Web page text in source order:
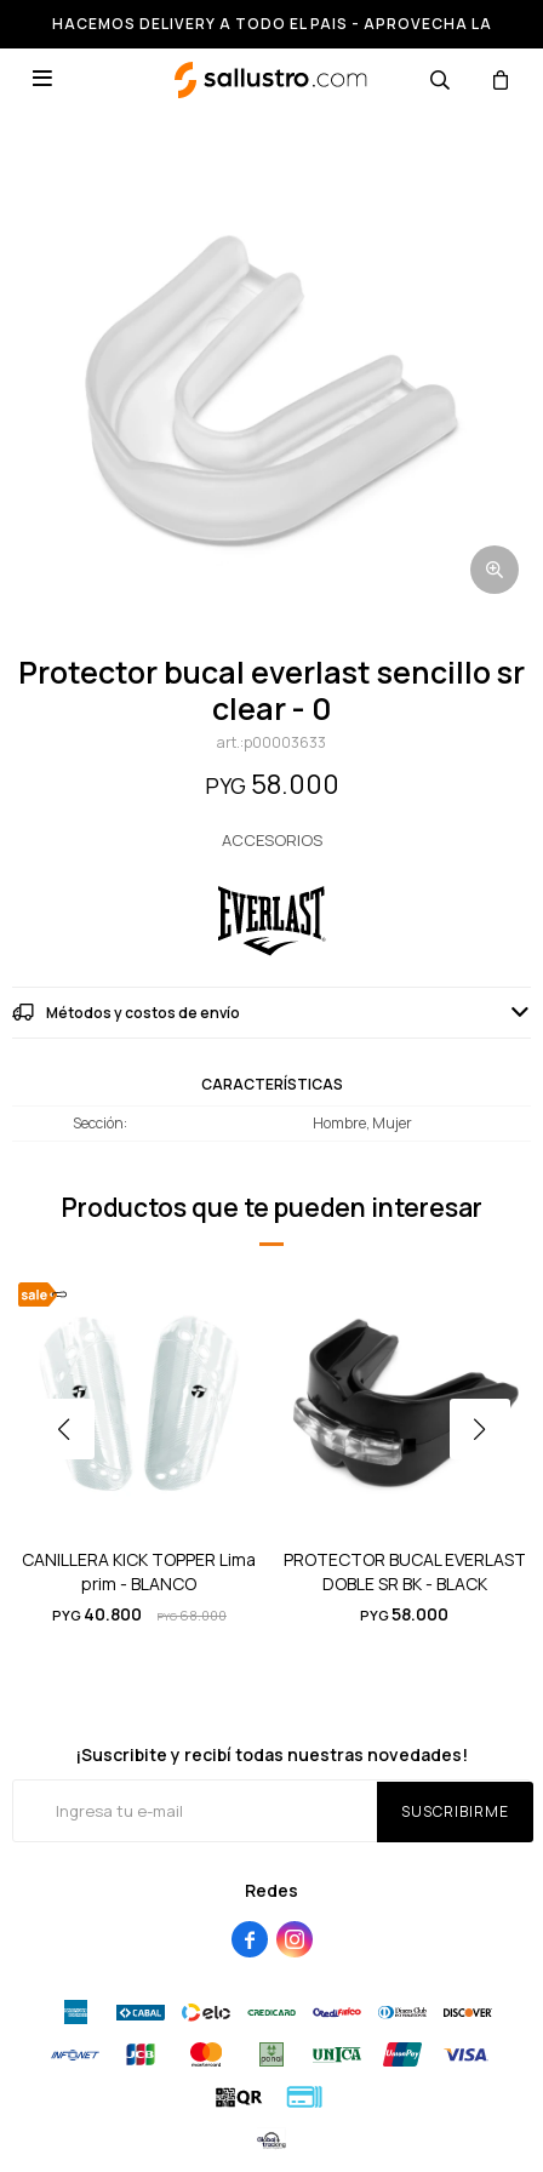
HACEMOS DELIVERY A TODO EL PAIS - APROVECHA LA
RUNNING HASTA 50% OFF

protector bucal everlast sencillo sr
clear - 0
p00003633
PYG 58.000
ACCESORIOS
Métodos y costos de envío
CARACTERÍSTICAS
Sección
Hombre, Mujer
Productos que te pueden interesar
CANILLERA KICK TOPPER Lima
prim - BLANCO
PYG 40.800 PYG68.000
PROTECTOR BUCAL EVERLAST
DOBLE SR BK - BLACK
PYG58.000
Redes
 
¡Suscribite y recibí todas nuestras novedades!
SUSCRIBIRME